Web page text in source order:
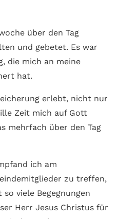
über den Tag
und gebetet. Es war
die mich an meine
hat.
erlebt, nicht nur
Zeit mich auf Gott
mehrfach über den Tag
ich am
zu treffen,
viele Begegnungen
Herr Jesus Christus für